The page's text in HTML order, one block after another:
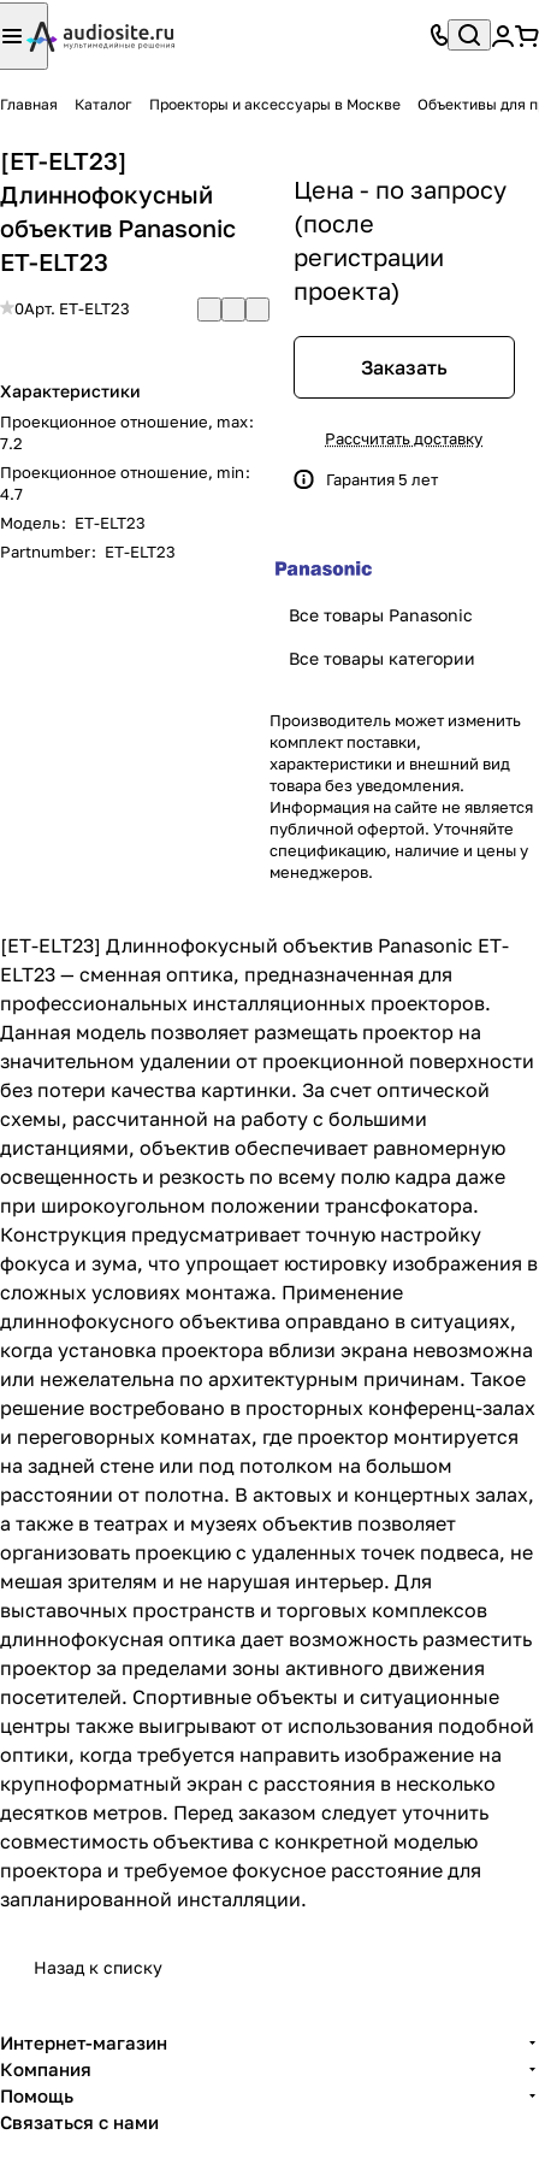
Главная Каталог Проекторы и аксессуары в Москве Объективы для
[ET-ELT23]
Длиннофокусный
объектив Panasonic
ET-ELT23
0Арт. ET-ELT23
Характеристики
Проекционное отношение, max:
7.2
Проекционное отношение, min:
4.7
Модель: ET-ELT23
Partnumber: ET-ELT23
Цена - по запросу
(после
регистрации
проекта)
Заказать
Рассчитать доставку
Гарантия 5 лет
Все товары Panasonic
Все товары категории
Производитель может изменить
комплект поставки,
характеристики и внешний вид
товара без уведомления.
Информация на сайте не является
публичной офертой. Уточняйте
спецификацию, наличие и цены у
менеджеров.
[ET-ELT23] Длиннофокусный объектив Panasonic ET-
ELT23 — сменная оптика, предназначенная для
профессиональных инсталляционных проекторов.
Данная модель позволяет размещать проектор на
значительном удалении от проекционной поверхности
без потери качества картинки. За счет оптической
схемы, рассчитанной на работу с большими
дистанциями, объектив обеспечивает равномерную
освещенность и резкость по всему полю кадра даже
при широкоугольном положении трансфокатора.
Конструкция предусматривает точную настройку
фокуса и зума, что упрощает юстировку изображения в
сложных условиях монтажа. Применение
длиннофокусного объектива оправдано в ситуациях,
когда установка проектора вблизи экрана невозможна
или нежелательна по архитектурным причинам. Такое
решение востребовано в просторных конференц-залах
и переговорных комнатах, где проектор монтируется
на задней стене или под потолком на большом
расстоянии от полотна. В актовых и концертных залах,
а также в театрах и музеях объектив позволяет
организовать проекцию с удаленных точек подвеса, не
мешая зрителям и не нарушая интерьер. Для
выставочных пространств и торговых комплексов
длиннофокусная оптика дает возможность разместить
проектор за пределами зоны активного движения
посетителей. Спортивные объекты и ситуационные
центры также выигрывают от использования подобной
оптики, когда требуется направить изображение на
крупноформатный экран с расстояния в несколько
десятков метров. Перед заказом следует уточнить
совместимость объектива с конкретной моделью
проектора и требуемое фокусное расстояние для
запланированной инсталляции.
Назад к списку
Интернет-магазин
Компания
Помощь
Связаться с нами